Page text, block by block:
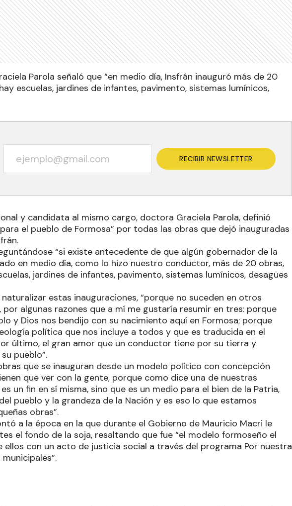
Parola señaló que “en medio día, Insfrán inauguró más de 20
escuelas, jardines de infantes, pavimento, sistemas lumínicos,
RECIBIR NEWSLETTER
y candidata al mismo cargo, doctora Graciela Parola, definió
el pueblo de Formosa” por todas las obras que dejó inauguradas
“si existe antecedente de que algún gobernador de la
en medio día, como lo hizo nuestro conductor, más de 20 obras,
jardines de infantes, pavimento, sistemas lumínicos, desagües
estas inauguraciones, “porque no suceden en otros
por algunas razones que a mí me gustaría resumir en tres: porque
y Dios nos bendijo con su nacimiento aquí en Formosa; porque
política que nos incluye a todos y que es traducida en el
último, el gran amor que un conductor tiene por su tierra y
pueblo”.
que se inauguran desde un modelo político con concepción
que ver con la gente, porque como dice una de nuestras
un fin en sí misma, sino que es un medio para el bien de la Patria,
pueblo y la grandeza de la Nación y es eso lo que estamos
obras”.
a la época en la que durante el Gobierno de Mauricio Macri le
el fondo de la soja, resaltando que fue “el modelo formoseño el
ellos con un acto de justicia social a través del programa Por nuestra